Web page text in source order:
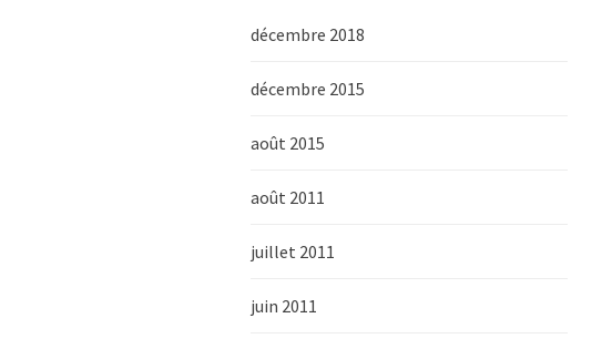
décembre 2018
décembre 2015
août 2015
août 2011
juillet 2011
juin 2011